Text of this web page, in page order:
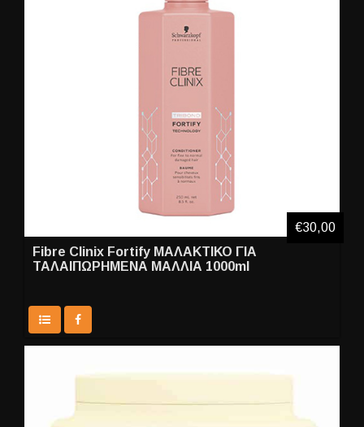
Fibre Clinix Fortify ΜΑΛΑΚΤΙΚΟ ΓΙΑ
ΤΑΛΑΙΠΩΡΗΜΕΝΑ ΜΑΛΛΙΑ 1000ml
€30,00